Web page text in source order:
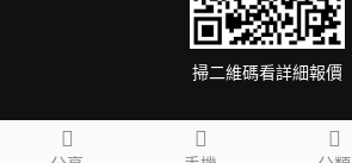
掃二維碼看詳細報價